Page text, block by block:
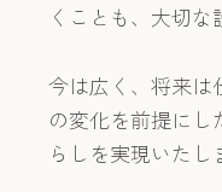
くことも、大切な
今は広く、将来は
の変化を前提に
らしを実現いたし